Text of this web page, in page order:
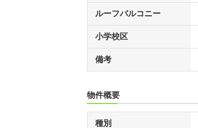
ルーフバルコニー
小学校区
備考
物件概要
種別